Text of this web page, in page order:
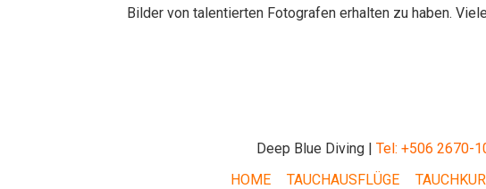
Bilder von talentierten Fotografen erhalten zu haben.
Deep Blue Diving | Tel: +506 2670-
HOME
TAUCHAUSFLÜGE